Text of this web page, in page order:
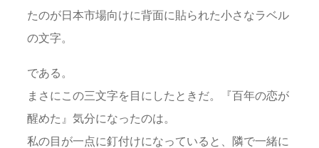
たのが日本市場向けに背面に貼られた小さなラベル
の文字。
である。
まさにこの三文字を目にしたときだ。『百年の恋が
醒めた』気分になったのは。
私の目が一点に釘付けになっていると、隣で一緒に